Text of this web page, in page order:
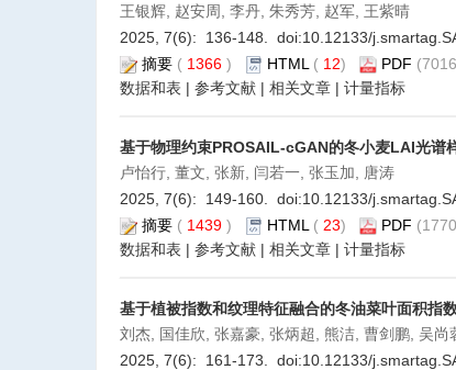
王银辉, 赵安周, 李丹, 朱秀芳, 赵军, 王紫晴
2025, 7(6): 136-148. doi:10.12133/
摘要 ( 1366 ) HTML ( 12) PDF
数据和表 | 参考文献 | 相关文章 | 计量指标
基于物理约束PROSAIL-cGAN的冬小麦LAI光谱
卢怡行, 董文, 张新, 闫若一, 张玉加, 唐涛
2025, 7(6): 149-160. doi:10.12133/
摘要 ( 1439 ) HTML ( 23) PDF
数据和表 | 参考文献 | 相关文章 | 计量指标
基于植被指数和纹理特征融合的冬油菜叶面积指
刘杰, 国佳欣, 张嘉豪, 张炳超, 熊洁, 曹剑鹏, 吴尚
2025, 7(6): 161-173. doi:10.12133/